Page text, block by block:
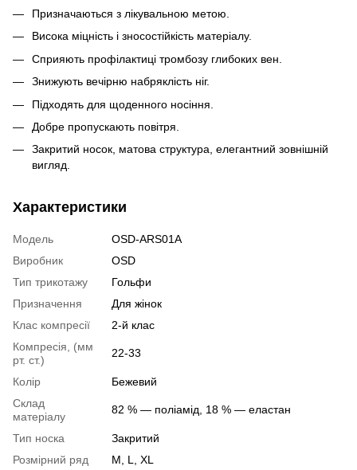
Призначаються з лікувальною метою.
Висока міцність і зносостійкість матеріалу.
Сприяють профілактиці тромбозу глибоких вен.
Знижують вечірню набряклість ніг.
Підходять для щоденного носіння.
Добре пропускають повітря.
Закритий носок, матова структура, елегантний зовнішній
вигляд.
Характеристики
Модель
OSD-ARS01A
Виробник
OSD
Тип трикотажу
Гольфи
Призначення
Для жінок
Клас компресії
2-й клас
Компресія, (мм
рт. ст.)
22-33
Колір
Бежевий
Склад
матеріалу
82 % — поліамід, 18 % — еластан
Тип носка
Закритий
Розмірний ряд
M, L, XL